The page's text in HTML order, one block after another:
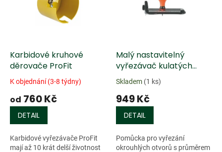
d
u
Karbidové kruhové
děrovače ProFit
K objednání (3-8 týdny)
od 760 Kč
DETAIL
Karbidové vyřezávače ProFit
mají až 10 krát delší životnost
Malý nastavitelný
vyřezávač kulatých
otvorů
Skladem (1 ks)
949 Kč
DETAIL
Pomůcka pro vyřezání
okrouhlých otvorů s průměrem